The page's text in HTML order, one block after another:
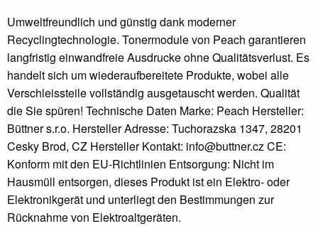
Umweltfreundlich und günstig dank moderner
Recyclingtechnologie. Tonermodule von Peach garantieren
langfristig einwandfreie Ausdrucke ohne Qualitätsverlust. Es
handelt sich um wiederaufbereitete Produkte, wobei alle
Verschleissteile vollständig ausgetauscht werden. Qualität
die Sie spüren! Technische Daten Marke: Peach Hersteller:
Büttner s.r.o. Hersteller Adresse: Tuchorazska 1347, 28201
Cesky Brod, CZ Hersteller Kontakt: info@buttner.cz CE:
Konform mit den EU-Richtlinien Entsorgung: Nicht im
Hausmüll entsorgen, dieses Produkt ist ein Elektro- oder
Elektronikgerät und unterliegt den Bestimmungen zur
Rücknahme von Elektroaltgeräten.